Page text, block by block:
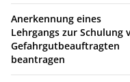
Anerkennung eines
Lehrgangs zur Schulung
Gefahrgutbeauftragten
beantragen